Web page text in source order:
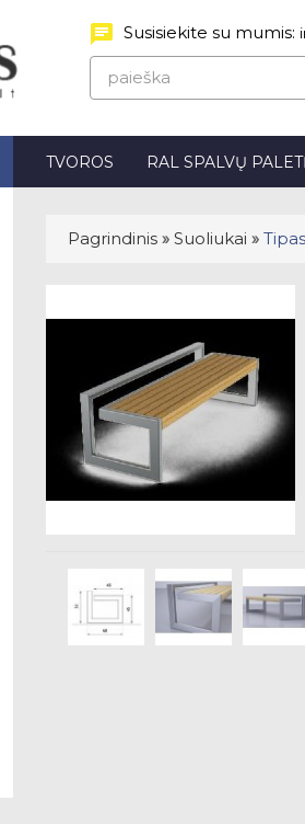
Susisiekite su mumis:
TVOROS RAL SPALVŲ
Pagrindinis » Suoliukai »